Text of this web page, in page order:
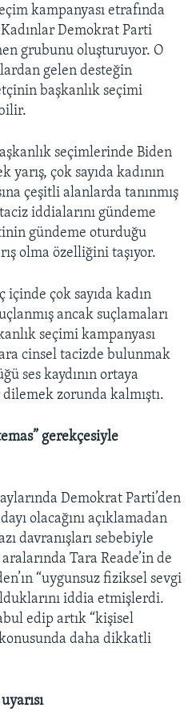
kampanyası etrafında
Demokrat Parti
grubunu oluşturuyor. O
gelen desteğin
başkanlık seçimi
seçimlerinde Biden
yarış, çok sayıda kadının
çeşitli alanlarda tanınmış
iddialarını gündeme
gündeme oturduğu
olma özelliğini taşıyor.
çok sayıda kadın
ancak suçlamaları
seçimi kampanyası
cinsel tacizde bulunmak
ses kaydının ortaya
dilemek zorunda kalmıştı.
gerekçesiyle
Demokrat Parti’den
olacağını açıklamadan
davranışları sebebiyle
Tara Reade’in de
“uygunsuz fiziksel sevgi
iddia etmişlerdi.
edip artık “kişisel
daha dikkatli